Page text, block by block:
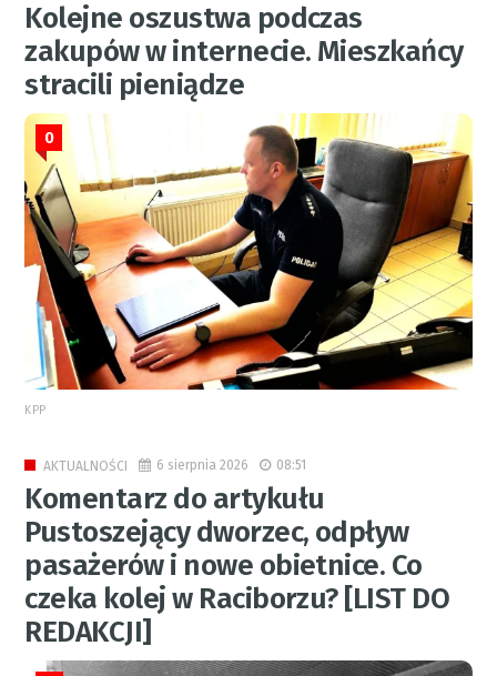
Kolejne oszustwa podczas
zakupów w internecie. Mieszkańcy
stracili pieniądze
0
KPP
AKTUALNOŚCI 6 sierpnia 2026 08:51
Komentarz do artykułu
Pustoszejący dworzec, odpływ
pasażerów i nowe obietnice. Co
czeka kolej w Raciborzu? [LIST DO
REDAKCJI]